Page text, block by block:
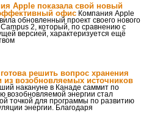
Apple показала свой новый
офис Компания Apple
обновленный проект своего нового
2, который, по сравнению с
версией, характеризуется ещё
решить вопрос хранения
из возобновляемых источников
накануне в Канаде саммит по
возобновляемой энергии стал
точкой для программы по развитию
энергии. Благодаря